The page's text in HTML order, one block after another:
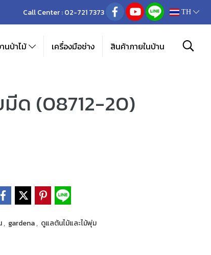
Call Center :02-721 7373 TH
นป่าไม้ เครื่องมือช่าง สินค้าภายในบ้าน
ด (08712-20)
, gardena, ดูแลต้นไม้และไม้พุ่ม